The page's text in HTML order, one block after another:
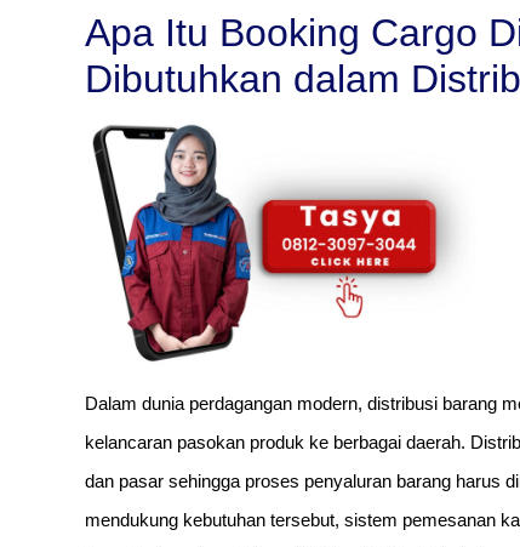
Apa Itu Booking Cargo
Dibutuhkan dalam
Dalam dunia perdagangan modern, distribusi barang
kelancaran pasokan produk ke berbagai daerah.
dan pasar sehingga proses penyaluran barang harus
mendukung kebutuhan tersebut, sistem pemesanan